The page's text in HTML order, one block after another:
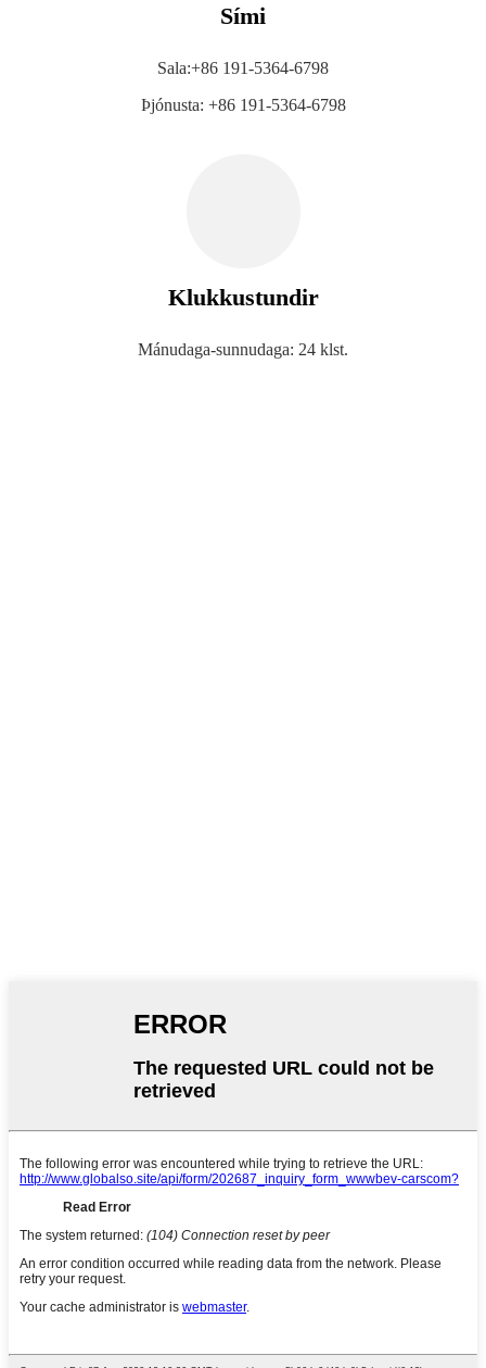
Sími
Sala:+86 191-5364-6798
Þjónusta: +86 191-5364-6798
Klukkustundir
Mánudaga-sunnudaga: 24 klst.